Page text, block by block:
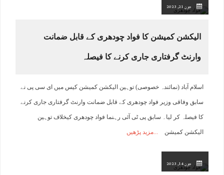
جون 21, 2023
الیکشن کمیشن کا فواد چودھری کے قابل ضمانت
وارنٹ گرفتاری جاری کرنے کا فیصلہ
اسلام آباد (نمائندہ خصوصی) توہین الیکشن کمیشن کیس میں ای سی پی نے
سابق وفاقی وزیر فواد چودھری کے قابل ضمانت وارنٹ گرفتاری جاری کرنے
کا فیصلہ کر لیا۔ سابق پی ٹی آئی رہنما فواد چودھری کیخلاف توہین
الیکشن کمیشن مزید پڑھیں
جون 14, 2023